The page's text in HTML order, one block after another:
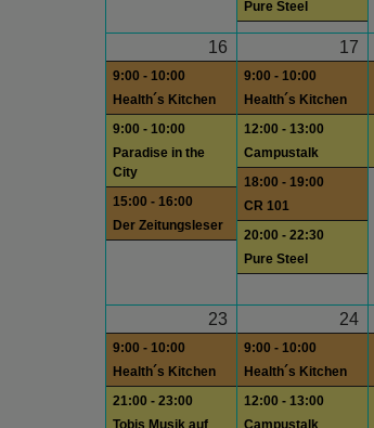
Pure Steel
16
9:00 - 10:00
Health´s Kitchen
9:00 - 10:00
Paradise in the
City
15:00 - 16:00
Der Zeitungsleser
17
9:00 - 10:00
Health´s Kitchen
12:00 - 13:00
Campustalk
18:00 - 19:00
CR 101
20:00 - 22:30
Pure Steel
23
9:00 - 10:00
Health´s Kitchen
21:00 - 23:00
24
9:00 - 10:00
Health´s Kitchen
12:00 - 13:00